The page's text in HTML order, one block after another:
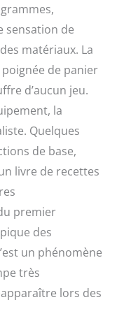
pour
et les repas
: l'écran
fonctions de
y
frites, le
et la
; plage de
protection
AVEC
: faites
plats frits
d'huile en
friteuse,
friteuses
de 4 L Les
sensation de
matériaux. La
de panier
d’aucun jeu.
la
Quelques
de base,
livre de recettes
premier
des
un phénomène
très
lors des